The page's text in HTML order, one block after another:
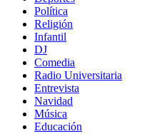
Política
Religión
Infantil
DJ
Comedia
Radio Universitaria
Entrevista
Navidad
Música
Educación